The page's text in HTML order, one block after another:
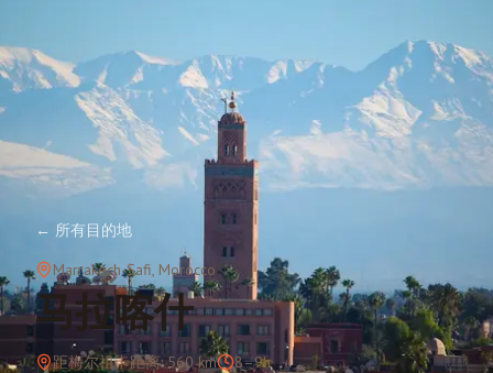
← 所有目的地
Marrakech-Safi, Morocco
马拉喀什
距梅尔祖卡距离:560km 8–9h